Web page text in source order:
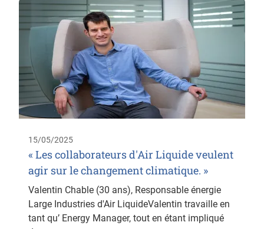
15/05/2025
« Les collaborateurs d'Air Liquide veulent
agir sur le changement climatique. »
Valentin Chable (30 ans), Responsable énergie
Large Industries d'Air LiquideValentin travaille en
tant qu’ Energy Manager, tout en étant impliqué